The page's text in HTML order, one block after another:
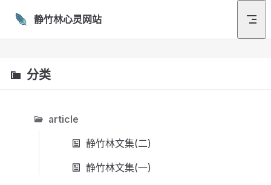
Skip to content
静竹林心灵网站
分类
article
静竹林文集(二)
静竹林文集(一)